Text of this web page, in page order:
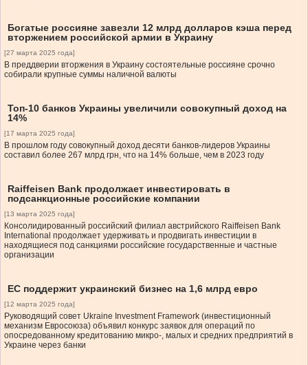
Богатые россияне завезли 12 млрд долларов кэша перед
вторжением российской армии в Украину
[27 марта 2025 года]
В преддверии вторжения в Украину состоятельные россияне срочно
собирали крупные суммы наличной валюты
Топ-10 банков Украины увеличили совокупный доход на
14%
[17 марта 2025 года]
В прошлом году совокупный доход десяти банков-лидеров Украины
составил более 267 млрд грн, что на 14% больше, чем в 2023 году
Raiffeisen Bank продолжает инвестировать в
подсанкционные российские компании
[13 марта 2025 года]
Консолидированный российский филиал австрийского Raiffeisen Bank
International продолжает удерживать и продвигать инвестиции в
находящиеся под санкциями российские государственные и частные
организации
ЕС поддержит украинский бизнес на 1,6 млрд евро
[12 марта 2025 года]
Руководящий совет Ukraine Investment Framework (инвестиционный
механизм Евросоюза) объявил конкурс заявок для операций по
опосредованному кредитованию микро-, малых и средних предприятий в
Украине через банки